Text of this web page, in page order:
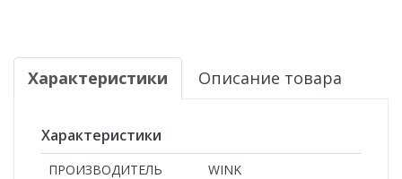
Характеристики Описание товара
Характеристики
ПРОИЗВОДИТЕЛЬ WINK